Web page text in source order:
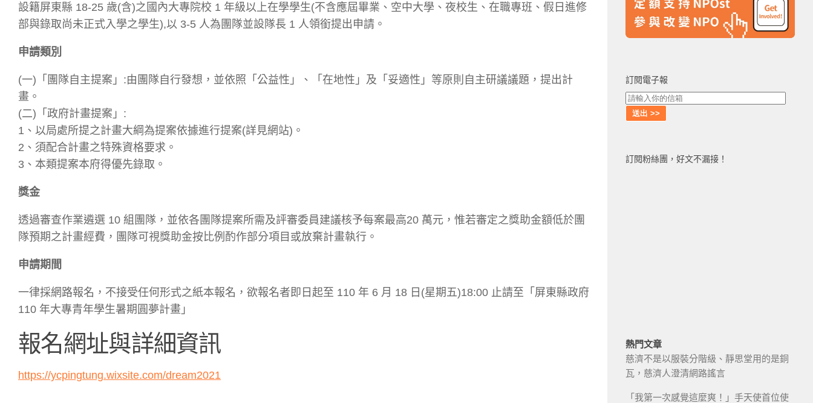
設籍屏東縣 18-25 歲(含)之國內大專院校 1 年級以上在學學生(不含應屆畢業、空中大學、夜校生、在職專班、假日進修
部與錄取尚未正式入學之學生),以 3-5 人為團隊並設隊長 1 人領銜提出申請。
申請類別
(一)「團隊自主提案」:由團隊自行發想，並依照「公益性」、「在地性」及「妥適性」等原則自主研議議題，提出計
畫。
(二)「政府計畫提案」:
1、以局處所提之計畫大綱為提案依據進行提案(詳見網站)。
2、須配合計畫之特殊資格要求。
3、本類提案本府得優先錄取。
獎金
透過審查作業遴選 10 組團隊，並依各團隊提案所需及評審委員建議核予每案最高20 萬元，惟若審定之獎助金額低於團
隊預期之計畫經費，團隊可視獎助金按比例酌作部分項目或放棄計畫執行。
申請期間
一律採網路報名，不接受任何形式之紙本報名，欲報名者即日起至 110 年 6 月 18 日(星期五)18:00 止請至「屏東縣政府
110 年大專青年學生暑期圓夢計畫」
報名網址與詳細資訊
https://ycpingtung.wixsite.com/dream2021
訂閱電子報
訂閱粉絲團，好文不漏接！
熱門文章
慈濟不是以服裝分階級、靜思堂用的是銅
瓦，慈濟人澄清網路謠言
「我第一次感覺這麼爽！」手天使首位使